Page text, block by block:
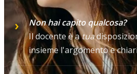
Non hai capito qualcosa?
Il docente è atua
insieme l'argomento e